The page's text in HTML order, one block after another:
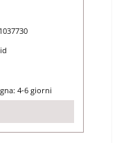
4-6 giorni